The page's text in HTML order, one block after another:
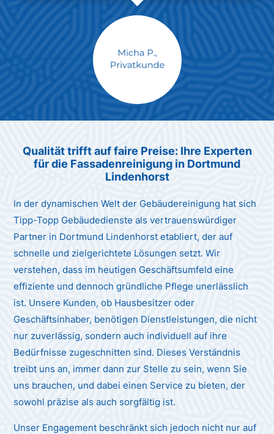
Max Mustermann
Qualität trifft auf faire Preise: Ihre Experten
für die Fassadenreinigung in Dortmund
Lindenhorst
In der dynamischen Welt der Gebäudereinigung hat sich
Tipp-Topp Gebäudedienste als vertrauenswürdiger
Partner in Dortmund Lindenhorst etabliert, der auf
schnelle und zielgerichtete Lösungen setzt. Wir
verstehen, dass im heutigen Geschäftsumfeld eine
effiziente und dennoch gründliche Pflege unerlässlich
ist. Unsere Kunden, ob Hausbesitzer oder
Geschäftsinhaber, benötigen Dienstleistungen, die nicht
nur zuverlässig, sondern auch individuell auf ihre
Bedürfnisse zugeschnitten sind. Dieses Verständnis
treibt uns an, immer dann zur Stelle zu sein, wenn Sie
uns brauchen, und dabei einen Service zu bieten, der
sowohl präzise als auch sorgfältig ist.
Unser Engagement beschränkt sich jedoch nicht nur auf